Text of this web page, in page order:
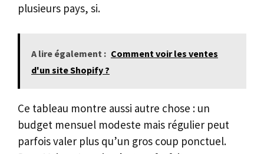
plusieurs pays, si.
A lire également : Comment voir les ventes
d'un site Shopify ?
Ce tableau montre aussi autre chose : un
budget mensuel modeste mais régulier peut
parfois valer plus qu’un gros coup ponctuel.